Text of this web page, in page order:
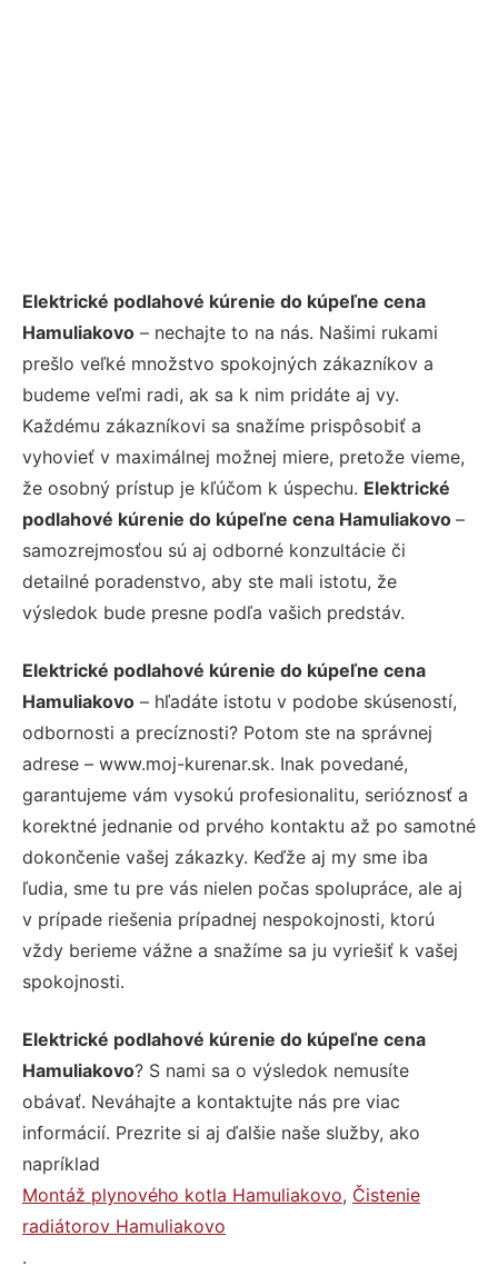
Elektrické podlahové kúrenie do kúpeľne cena
Hamuliakovo – nechajte to na nás. Našimi rukami
prešlo veľké množstvo spokojných zákazníkov a
budeme veľmi radi, ak sa k nim pridáte aj vy.
Každému zákazníkovi sa snažíme prispôsobiť a
vyhovieť v maximálnej možnej miere, pretože vieme,
že osobný prístup je kľúčom k úspechu. Elektrické
podlahové kúrenie do kúpeľne cena Hamuliakovo –
samozrejmosťou sú aj odborné konzultácie či
detailné poradenstvo, aby ste mali istotu, že
výsledok bude presne podľa vašich predstáv.
Elektrické podlahové kúrenie do kúpeľne cena
Hamuliakovo – hľadáte istotu v podobe skúseností,
odbornosti a precíznosti? Potom ste na správnej
adrese – www.moj-kurenar.sk. Inak povedané,
garantujeme vám vysokú profesionalitu, serióznosť a
korektné jednanie od prvého kontaktu až po samotné
dokončenie vašej zákazky. Keďže aj my sme iba
ľudia, sme tu pre vás nielen počas spolupráce, ale aj
v prípade riešenia prípadnej nespokojnosti, ktorú
vždy berieme vážne a snažíme sa ju vyriešiť k vašej
spokojnosti.
Elektrické podlahové kúrenie do kúpeľne cena
Hamuliakovo? S nami sa o výsledok nemusíte
obávať. Neváhajte a kontaktujte nás pre viac
informácií. Prezrite si aj ďalšie naše služby, ako
napríklad
Montáž plynového kotla Hamuliakovo, Čistenie
radiátorov Hamuliakovo
.